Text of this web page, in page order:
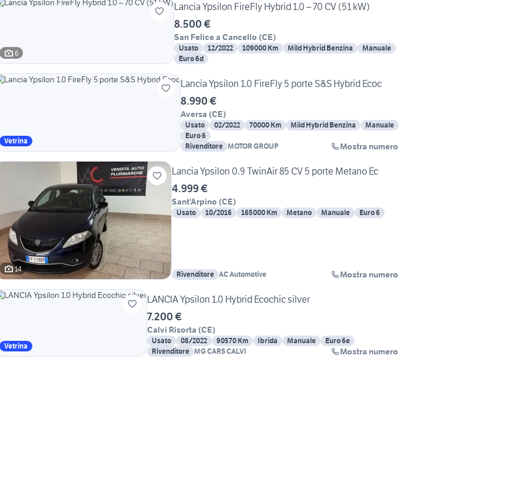
6
Lancia Ypsilon FireFly Hybrid 1.0 – 70 CV (51 kW)
8.500 €
San Felice a Cancello (CE)
Usato 12/2022 109000 Km Mild Hybrid Benzina
Manuale
Euro 6d
Vetrina
Lancia Ypsilon 1.0 FireFly 5 porte S&S Hybrid Ecoc
8.990 €
Aversa (CE)
Usato 02/2022 70000 Km Mild Hybrid Benzina
Manuale
Euro 6
Rivenditore MOTOR GROUP Mostra numero
14
Lancia Ypsilon 0.9 TwinAir 85 CV 5 porte Metano Ec
4.999 €
Sant'Arpino (CE)
Usato 10/2016 165000 Km Metano Manuale Euro 6
Rivenditore AC Automotive Mostra numero
Vetrina
LANCIA Ypsilon 1.0 Hybrid Ecochic silver
7.200 €
Calvi Risorta (CE)
Usato 08/2022 90570 Km Ibrida Manuale
Euro 6e
Rivenditore MG CARS CALVI Mostra numero